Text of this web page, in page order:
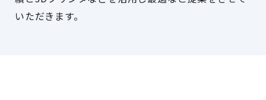
いただきます。